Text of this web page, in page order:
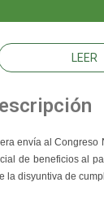
LEER
envía al Congreso
de beneficios al
la disyuntiva de